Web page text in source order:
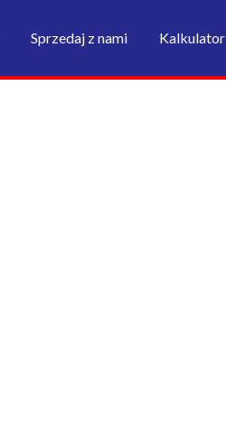
Sprzedaj z nami Kalkulator